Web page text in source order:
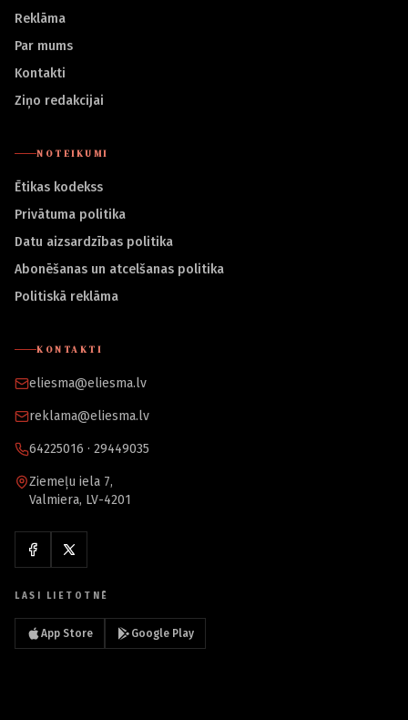
Reklāma
Par mums
Kontakti
Ziņo redakcijai
NOTEIKUMI
Ētikas kodekss
Privātuma politika
Datu aizsardzības politika
Abonēšanas un atcelšanas politika
Politiskā reklāma
KONTAKTI
eliesma@eliesma.lv
reklama@eliesma.lv
64225016 · 29449035
Ziemeļu iela 7,
Valmiera, LV-4201
LASI LIETOTNĒ
App Store Google Play